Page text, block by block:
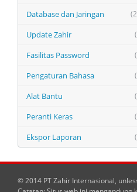
Database dan Jaringan
Update Zahir
Fasilitas Password
Pengaturan Bahasa
Alat Bantu
Peranti Keras
Ekspor Laporan
© 2014 PT Zahir Internasional,